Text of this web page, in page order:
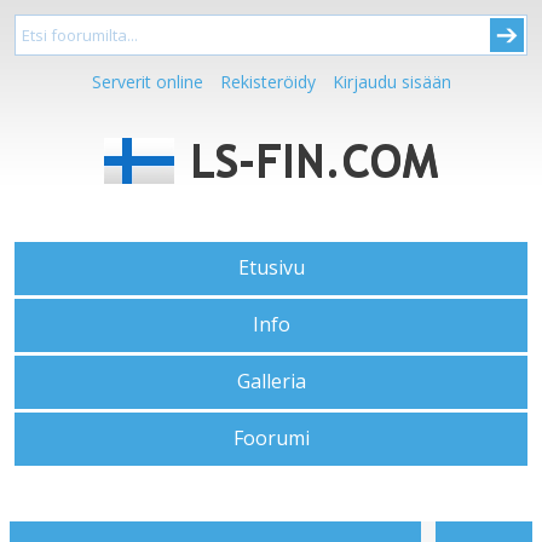
Serverit online Rekisteröidy Kirjaudu sisään
Etusivu
Info
Galleria
Foorumi